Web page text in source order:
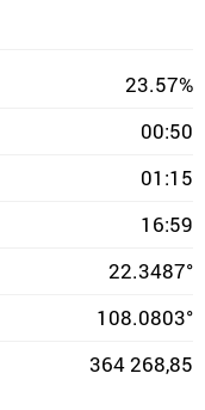
23.57%
00:50
01:15
16:59
22.3487°
108.0803°
364 268,85